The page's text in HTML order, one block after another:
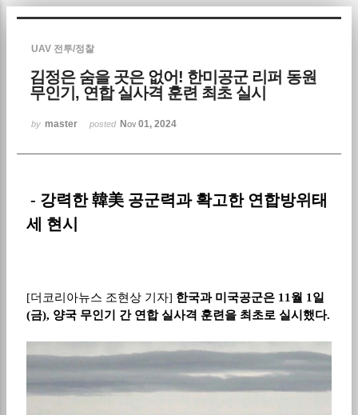
UAV 전투/정찰
김정은 숨을 곳은 없어! 한미공군 리퍼 동원
무인기, 연합 실사격 훈련 최초 실시
by master posted Nov 01, 2024
- 강력한 韓美 공군력과 확고한 연합방위태
세 현시
[더코리아뉴스 조현상 기자] 한국과 미국공군은11 월 1 일
(금), 양국 무인기 간 연합 실사격 훈련을 최초로 실시했다.
Sketchbook5, 스케치북5
Sketchbook5, 스케치북5